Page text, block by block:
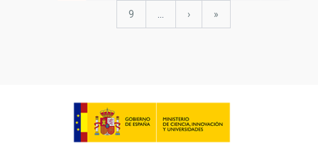
Página
9
Siguiente
›
última
»